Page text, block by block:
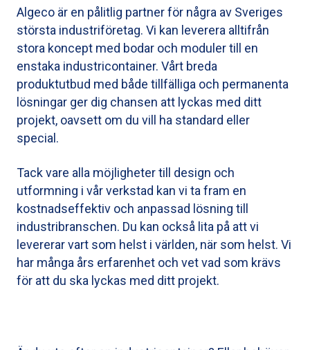
Algeco är en pålitlig partner för några av Sveriges
största industriföretag. Vi kan leverera alltifrån
stora koncept med bodar och moduler till en
enstaka industricontainer. Vårt breda
produktutbud med både tillfälliga och permanenta
lösningar ger dig chansen att lyckas med ditt
projekt, oavsett om du vill ha standard eller
special.
Tack vare alla möjligheter till design och
utformning i vår verkstad kan vi ta fram en
kostnadseffektiv och anpassad lösning till
industribranschen. Du kan också lita på att vi
levererar vart som helst i världen, när som helst. Vi
har många års erfarenhet och vet vad som krävs
för att du ska lyckas med ditt projekt.